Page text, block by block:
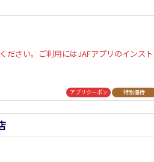
ださい。ご利用にはJAFアプリのインスト
アプリクーポン 特別優待